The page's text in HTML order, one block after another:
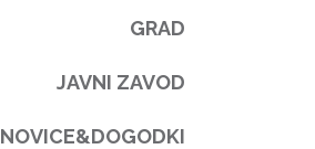
GRAD
JAVNI ZAVOD
NOVICE&DOGODKI